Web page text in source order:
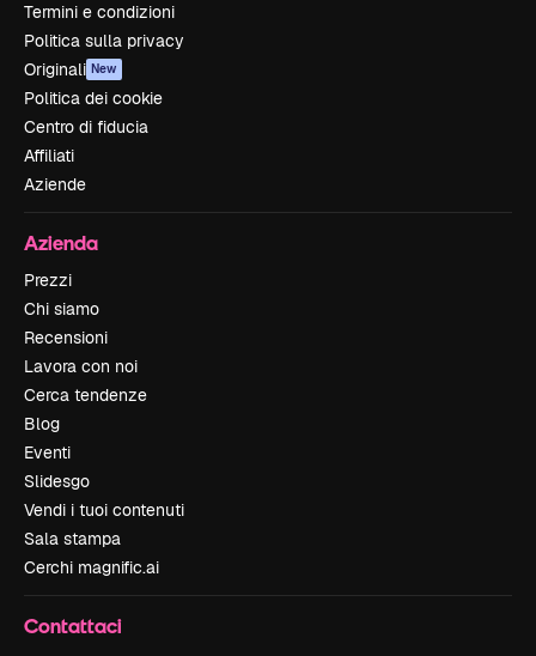
Termini e condizioni
Politica sulla privacy
Originali New
Politica dei cookie
Centro di fiducia
Affiliati
Aziende
Azienda
Prezzi
Chi siamo
Recensioni
Lavora con noi
Cerca tendenze
Blog
Eventi
Slidesgo
Vendi i tuoi contenuti
Sala stampa
Cerchi magnific.ai
Contattaci